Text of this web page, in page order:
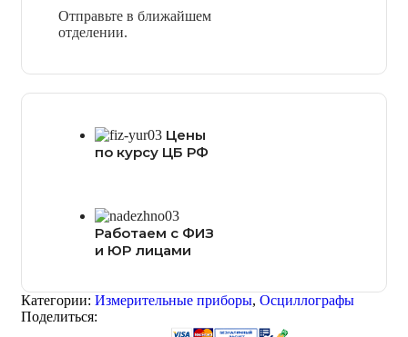
Отправьте в ближайшем
отделении.
Цены
по курсу ЦБ РФ
Работаем с ФИЗ
и ЮР лицами
Категории: Измерительные приборы, Осциллографы
Поделиться: